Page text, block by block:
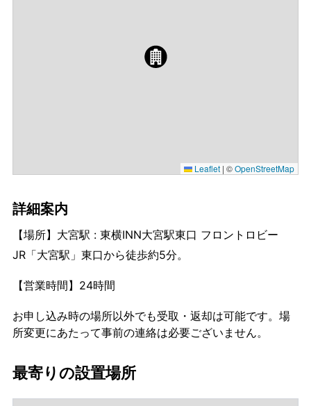
Leaflet | ©OpenStreetMap
詳細案内
【場所】大宮駅 : 東横INN大宮駅東口 フロントロビー
JR「大宮駅」東口から徒歩約5分。
【営業時間】24時間
お申し込み時の場所以外でも受取・返却は可能です。場
所変更にあたって事前の連絡は必要ございません。
最寄りの設置場所